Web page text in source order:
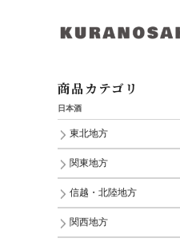
商品カテゴリ
日本酒
東北地方
関東地方
信越・北陸地方
関西地方